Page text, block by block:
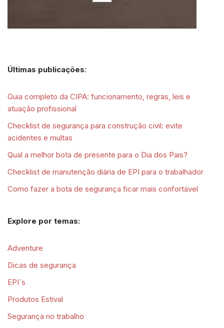
Últimas publicações:
Guia completo da CIPA: funcionamento, regras, leis e
atuação profissional
Checklist de segurança para construção civil: evite
acidentes e multas
Qual a melhor bota de presente para o Dia dos Pais?
Checklist de manutenção diária de EPI para o trabalhador
Como fazer a bota de segurança ficar mais confortável
Explore por temas:
Adventure
Dicas de segurança
EPI´s
Produtos Estival
Segurança no trabalho